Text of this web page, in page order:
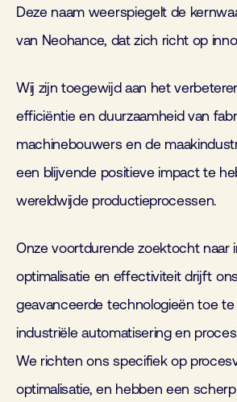
Deze naam weerspiegelt de
van Neohance, dat zich richt op
Wij zijn toegewijd aan het
efficiëntie en duurzaamheid van
machinebouwers en de
een blijvende positieve impact te
wereldwijde productieprocessen.
Onze voortdurende zoektocht naar
optimalisatie en effectiviteit drijft
geavanceerde technologieën toe
industriële automatisering en
We richten ons specifiek op
optimalisatie, en hebben een